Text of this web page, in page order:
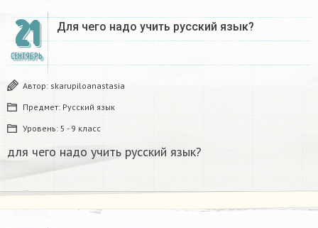
21
СЕНТЯБРЬ
Для чего надо учить русский язык?
Автор: skarupiloanastasia
Предмет: Русский язык
Уровень: 5 - 9 класс
для чего надо учить русский язык?